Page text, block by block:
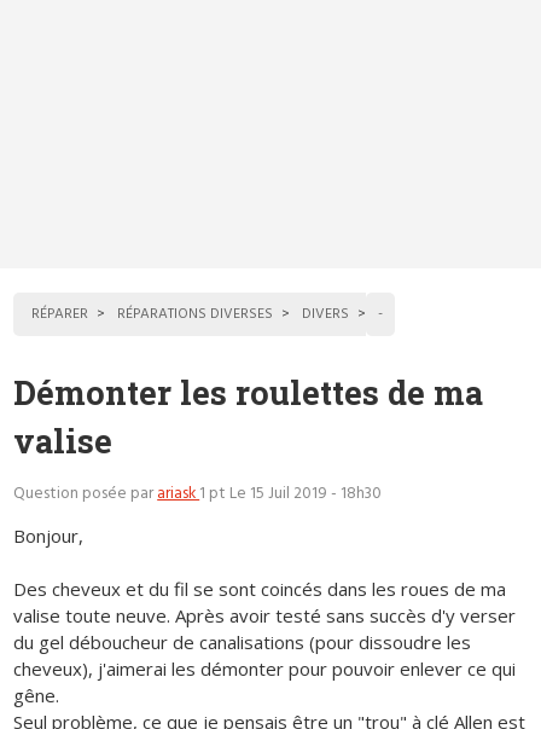
RÉPARER RÉPARATIONS DIVERSES DIVERS -
Démonter les roulettes de ma
valise
Question posée parariask1 pt Le 15 Juil 2019 - 18h30
Bonjour,
Des cheveux et du fil se sont coincés dans les roues de ma
valise toute neuve. Après avoir testé sans succès d'y verser
du gel déboucheur de canalisations (pour dissoudre les
cheveux), j'aimerai les démonter pour pouvoir enlever ce qui
gêne.
Seul problème, ce que je pensais être un "trou" à clé Allen est